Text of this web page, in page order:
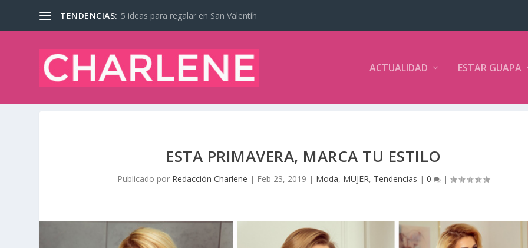
TENDENCIAS: 5 ideas para regalar en San Valentín
ACTUALIDAD ESTAR GUAPA
ESTA PRIMAVERA, MARCA TU ESTILO
Publicado por Redacción Charlene | Feb 23, 2019 | Moda, MUJER, Tendencias |0 |